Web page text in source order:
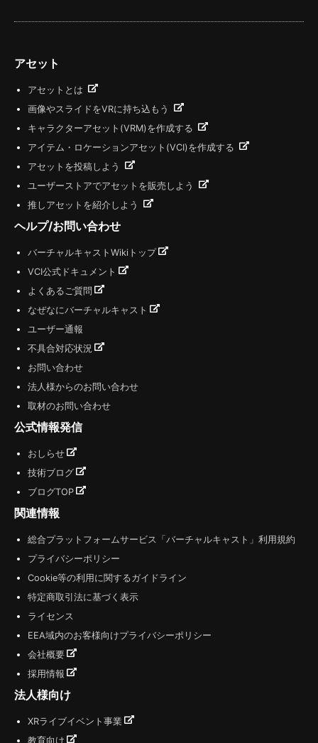
アセット
アセットとは
画像やスライドをVRに持ち込もう
キャラクターアセット(VRM)を作成する
アイテム・ロケーションアセット(VCI)を作成する
アセットを投稿しよう
ユーザーストアでアセットを販売しよう
推しアセットを紹介しよう
ヘルプ/お問い合わせ
バーチャルキャストWikiトップ
VCI公式ドキュメント
よくあるご質問
なぜなにバーチャルキャスト
ユーザー通報
不具合対応状況
お問い合わせ
法人様からのお問い合わせ
取材のお問い合わせ
公式情報発信
おしらせ
技術ブログ
ブログTOP
関連情報
総合プラットフォームサービス「バーチャルキャスト」利用規約
プライバシーポリシー
Cookie等の利用に関するガイドライン
特定商取引法に基づく表示
ライセンス
EEA域内のお客様向けプライバシーポリシー
会社概要
採用情報
法人様向け
XRライブイベント事業
教育向け